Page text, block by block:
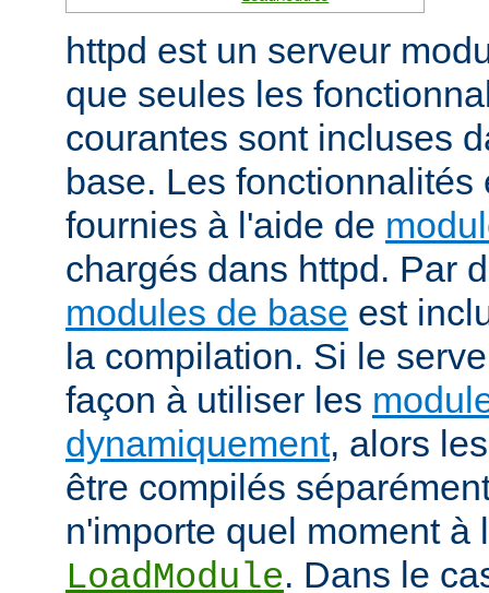
httpd est un serveur
que seules les
courantes sont incluses
base. Les fonctionnalités
fournies à l'aide de
chargés dans httpd. Par
modules de base est
la compilation. Si le
façon à utiliser les
dynamiquement, alors
être compilés
n'importe quel moment à
LoadModule. Dans le